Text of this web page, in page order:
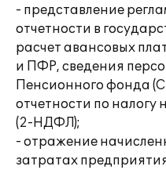
- представление
отчетности в
расчет авансовых
и ПФР, сведения
Пенсионного фонда
отчетности по налогу
(2-НДФЛ);
- отражение
затратах